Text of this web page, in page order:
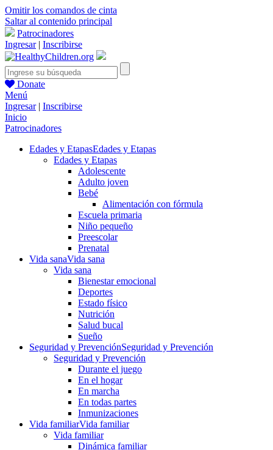
Omitir los comandos de cinta
Saltar al contenido principal
Patrocinadores
Ingresar| Inscribirse
Donate
Menú
Ingresar| Inscribirse
Inicio
Patrocinadores
Edades y EtapasEdades y Etapas
Edades y Etapas
Adolescente
Adulto joven
Bebé
Alimentación con fórmula
Escuela primaria
Niño pequeño
Preescolar
Prenatal
Vida sanaVida sana
Vida sana
Bienestar emocional
Deportes
Estado físico
Nutrición
Salud bucal
Sueño
Seguridad y PrevenciónSeguridad y Prevención
Seguridad y Prevención
Durante el juego
En el hogar
En marcha
En todas partes
Inmunizaciones
Vida familiarVida familiar
Vida familiar
Dinámica familiar